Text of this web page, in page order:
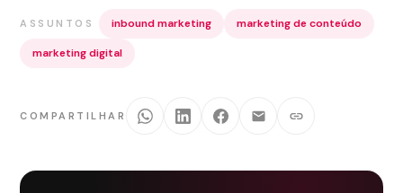
ASSUNTOS inbound marketing marketing de conteúdo
marketing digital
COMPARTILHAR